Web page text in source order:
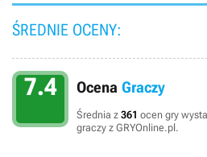
ŚREDNIE OCENY:
7.4 Ocena Graczy
Średnia z 361 ocen gry
graczy z GRYOnline.pl.